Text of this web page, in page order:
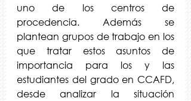
uno de los centros de
procedencia. Además se
plantean grupos de trabajo en los
que tratar estos asuntos de
importancia para los y las
estudiantes del grado en CCAFD,
desde analizar la situación